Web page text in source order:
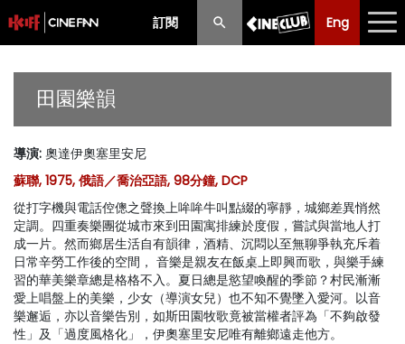
訂閱 Eng
Eng 中文
節目
購票須知
優惠計劃
前期節目
田園樂韻
導演: 奧達伊奧塞里安尼
蘇聯, 1975, 俄語／喬治亞語, 98分鐘, DCP
從打字機與電話倥傯之聲換上哞哞牛叫點綴的寧靜，城鄉差異悄然
定調。四重奏樂團從城市來到田園寓排練於度假，嘗試與當地人打
成一片。然而鄉居生活自有韻律，酒精、沉悶以至無聊爭執充斥着
日常辛勞工作後的空間， 音樂是親友在飯桌上即興而歌，與樂手練
習的華美樂章總是格格不入。夏日總是慾望喚醒的季節？村民漸漸
愛上唱盤上的美樂，少女（導演女兒）也不知不覺墜入愛河。以音
樂邂逅，亦以音樂告別，如斯田園牧歌竟被當權者評為「不夠啟發
性」及「過度風格化」，伊奧塞里安尼唯有離鄉遠走他方。